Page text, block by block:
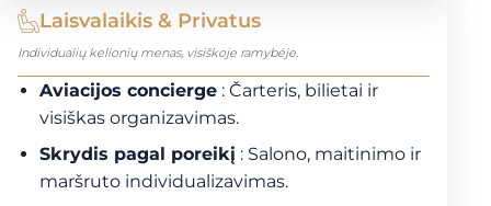
Laisvalaikis & Privatus
Individualių kelionių menas, visiškoje ramybėje.
Aviacijos concierge : Čarteris, bilietai ir
visiškas organizavimas.
Skrydis pagal poreikį : Salono, maitinimo ir
maršruto individualizavimas.